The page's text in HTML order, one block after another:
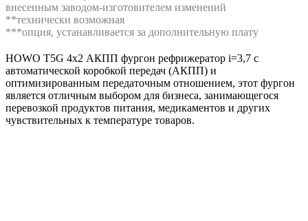
внесенным заводом-изготовителем изменений
**технически возможная
***опция, устанавливается за дополнительную плату
HOWO T5G 4х2 АКПП фургон рефрижератор i=3,7 с
автоматической коробкой передач (АКПП) и
оптимизированным передаточным отношением, этот фургон
является отличным выбором для бизнеса, занимающегося
перевозкой продуктов питания, медикаментов и других
чувствительных к температуре товаров.